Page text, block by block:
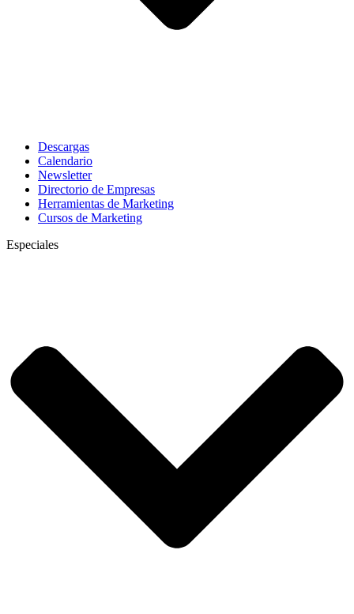
Descargas
Calendario
Newsletter
Directorio de Empresas
Herramientas de Marketing
Cursos de Marketing
Especiales